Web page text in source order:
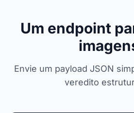
Um endpoint
Envie um payload JSON
veredito